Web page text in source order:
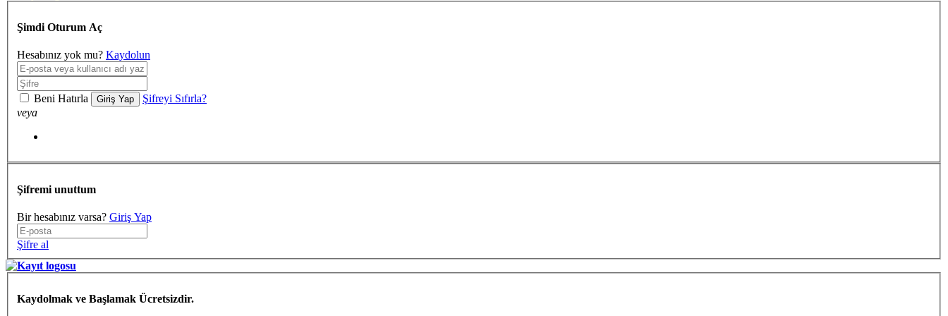
Şimdi Oturum Aç
Hesabınız yok mu? Kaydolun
Beni Hatırla Giriş Yap
Şifreyi Sıfırla?
veya
Şifremi unuttum
Bir hesabınız varsa? Giriş Yap
Şifre al
Kaydolmak ve Başlamak Ücretsizdir.